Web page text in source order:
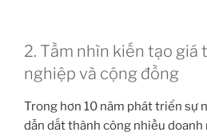
2. Tầm nhìn kiến tạo giá
nghiệp và cộng đồng
Trong hơn 10 năm phát triển sự
dẫn dắt thành công nhiều